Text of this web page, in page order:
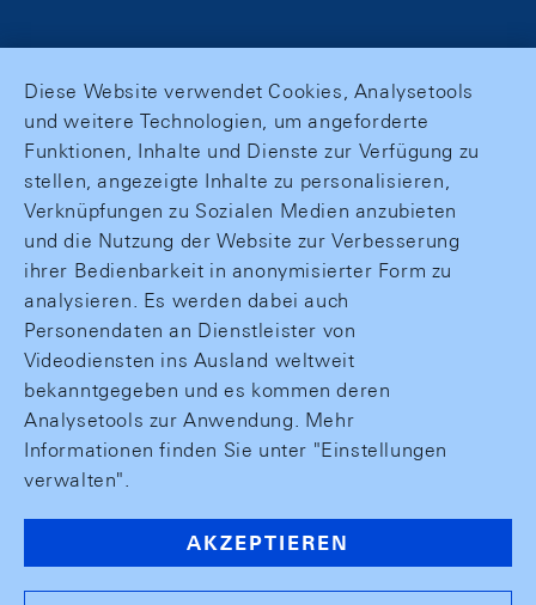
Diese Website verwendet Cookies, Analysetools
und weitere Technologien, um angeforderte
Funktionen, Inhalte und Dienste zur Verfügung zu
stellen, angezeigte Inhalte zu personalisieren,
Verknüpfungen zu Sozialen Medien anzubieten
und die Nutzung der Website zur Verbesserung
ihrer Bedienbarkeit in anonymisierter Form zu
analysieren. Es werden dabei auch
Personendaten an Dienstleister von
Videodiensten ins Ausland weltweit
bekanntgegeben und es kommen deren
Analysetools zur Anwendung. Mehr
Informationen finden Sie unter "Einstellungen
verwalten".
AKZEPTIEREN